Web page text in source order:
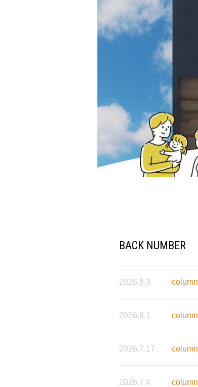
BACK NUMBER
2026.8.3 column
2026.8.1 column
2026.7.17 column
2026.7.4 column